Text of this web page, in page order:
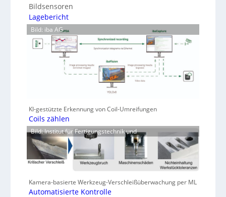
Bildsensoren
Lagebericht
Bild: iba AG
KI-gestützte Erkennung von Coil-Umreifungen
Coils zählen
Bild: Institut für Fertigungstechnik und
Kamera-basierte Werkzeug-Verschleißüberwachung per ML
Automatisierte Kontrolle